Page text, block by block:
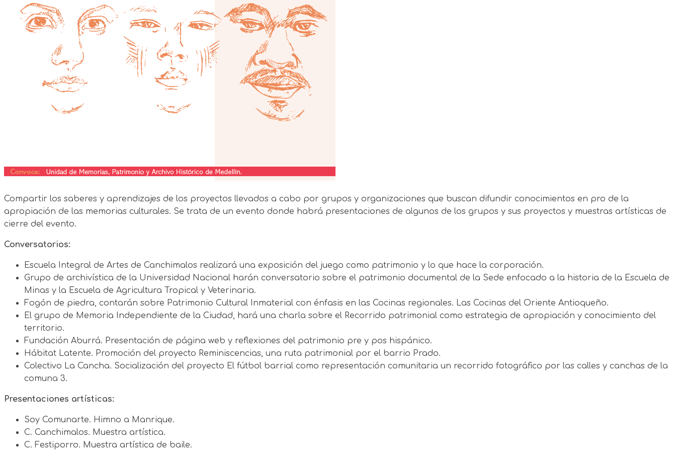
Compartir los saberes y aprendizajes de los proyectos llevados a cabo por grupos y organizaciones que buscan difundir conocimientos en pro de la
apropiación de las memorias culturales. Se trata de un evento donde habrá presentaciones de algunos de los grupos y sus proyectos y muestras artísticas de
cierre del evento.
Conversatorios:
Escuela Integral de Artes de Canchimalos realizará una exposición del juego como patrimonio y lo que hace la corporación.
Grupo de archivística de la Universidad Nacional harán conversatorio sobre el patrimonio documental de la Sede enfocado a la historia de la Escuela de
Minas y la Escuela de Agricultura Tropical y Veterinaria.
Fogón de piedra, contarán sobre Patrimonio Cultural Inmaterial con énfasis en las Cocinas regionales. Las Cocinas del Oriente Antioqueño.
El grupo de Memoria Independiente de la Ciudad, hará una charla sobre el Recorrido patrimonial como estrategia de apropiación y conocimiento del
territorio.
Fundación Aburrá. Presentación de página web y reflexiones del patrimonio pre y pos hispánico.
Hábitat Latente. Promoción del proyecto Reminiscencias, una ruta patrimonial por el barrio Prado.
Colectivo La Cancha. Socialización del proyecto El fútbol barrial como representación comunitaria un recorrido fotográfico por las calles y canchas de la
comuna 3.
Presentaciones artísticas:
Soy Comunarte. Himno a Manrique.
C. Canchimalos. Muestra artística.
C. Festiporro. Muestra artística de baile.